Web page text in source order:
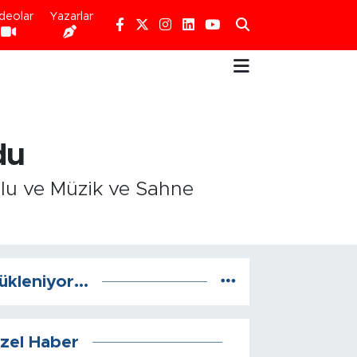
Yazarlar
ve Müzik ve Sahne
Haber